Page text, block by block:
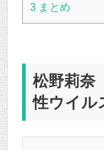
3 まとめ
松野莉奈
性ウイル